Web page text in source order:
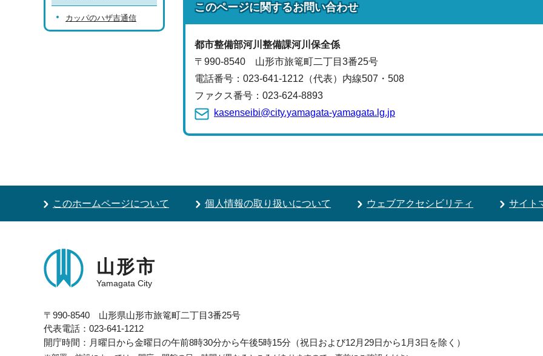
このページに関するお問い合わせ
都市整備部河川整備課河川保全係
〒990-8540 山形市旅篭町二丁目3番25号
電話番号： 023-641-1212（代表） 内線507・508
ファクス番号：023-624-8893
kasenseibi@city.yamagata-yamagata.lg.jp
カッパのハザ吉通信
このホームページについて 個人情報の取り扱いについて ウェブアクセシビリティ サイト
山形市
Yamagata City
〒990-8540 山形県山形市旅篭町二丁目3番25号
代表電話：023-641-1212
開庁時間：月曜日から金曜日の午前8時30分から午後5時15分（祝日および12月29日から1月3日を除く）